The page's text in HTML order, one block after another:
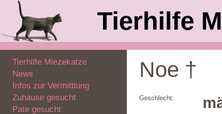
Tierhilfe
Tierhilfe Miezekatze
News
Infos zur Vermittlung
Zuhause gesucht
Pate gesucht
Noe †
Geschlecht: